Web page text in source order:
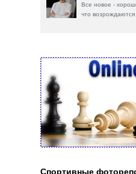
Все новое -
что
Спортивные